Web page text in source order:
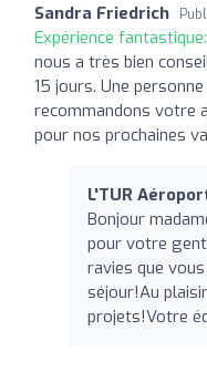
Sandra Friedrich
Expérience fantastique:
nous a très bien
15 jours. Une
recommandons votre
pour nos prochaines
L'TUR
Bonjour
pour votre
ravies que
séjour!Au
projets!Votre